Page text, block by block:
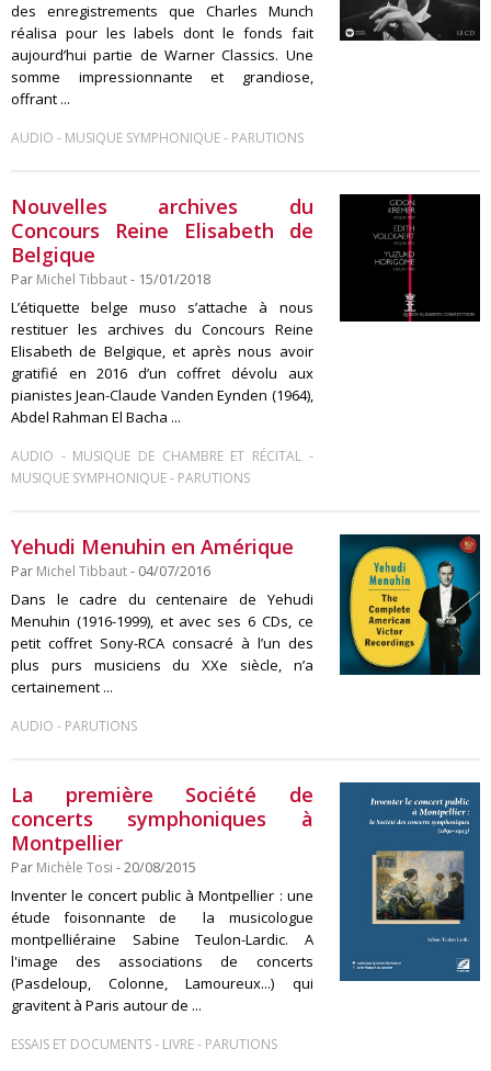
des enregistrements que Charles Munch
réalisa pour les labels dont le fonds fait
aujourd’hui partie de Warner Classics. Une
somme impressionnante et grandiose,
offrant ...
AUDIO - MUSIQUE SYMPHONIQUE- PARUTIONS
Nouvelles archives du
Concours Reine Elisabeth de
Belgique
Par Michel Tibbaut- 15/01/2018
L’étiquette belge muso s’attache à nous
restituer les archives du Concours Reine
Elisabeth de Belgique, et après nous avoir
gratifié en 2016 d’un coffret dévolu aux
pianistes Jean-Claude Vanden Eynden (1964),
Abdel Rahman El Bacha ...
AUDIO - MUSIQUE DE CHAMBRE ET RÉCITAL-
MUSIQUE SYMPHONIQUE- PARUTIONS
Yehudi Menuhin en Amérique
Par Michel Tibbaut- 04/07/2016
Dans le cadre du centenaire de Yehudi
Menuhin (1916-1999), et avec ses 6 CDs, ce
petit coffret Sony-RCA consacré à l’un des
plus purs musiciens du XXe siècle, n’a
certainement ...
AUDIO - PARUTIONS
La première Société de
concerts symphoniques à
Montpellier
Par Michèle Tosi - 20/08/2015
Inventer le concert public à Montpellier : une
étude foisonnante de la musicologue
montpelliéraine Sabine Teulon-Lardic. A
l'image des associations de concerts
(Pasdeloup, Colonne, Lamoureux...) qui
gravitent à Paris autour de ...
ESSAIS ET DOCUMENTS- LIVRE- PARUTIONS